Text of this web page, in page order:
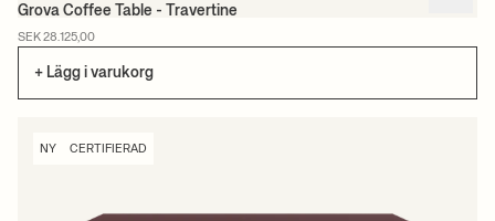
Grova Coffee Table - Travertine
SEK 28.125,00
+ Lägg i varukorg
NY CERTIFIERAD